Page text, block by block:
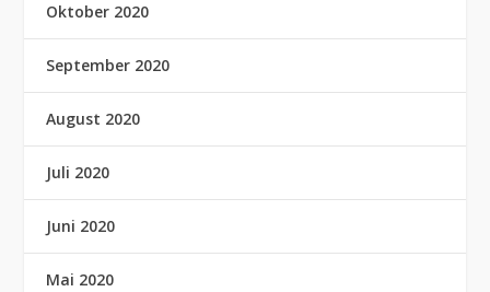
Oktober 2020
September 2020
August 2020
Juli 2020
Juni 2020
Mai 2020